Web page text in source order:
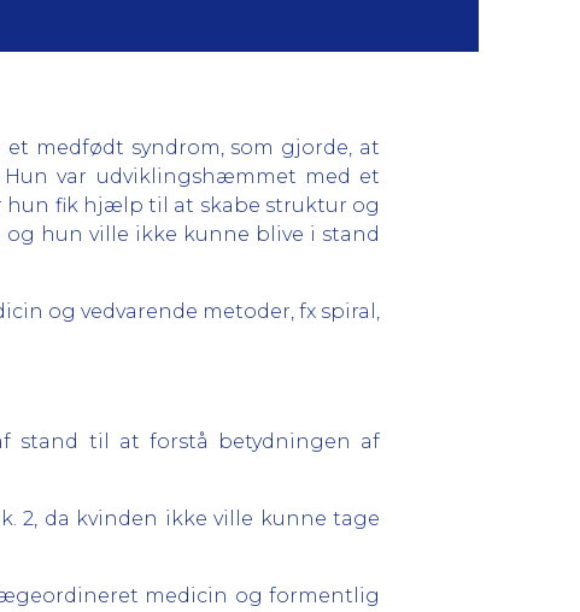
medfødt syndrom, som gjorde, at
var udviklingshæmmet med et
hun fik hjælp til at skabe struktur og
hun ville ikke kunne blive i stand
og vedvarende metoder, fx spiral,
stand til at forstå betydningen af
2, da kvinden ikke ville kunne tage
medicin og formentlig